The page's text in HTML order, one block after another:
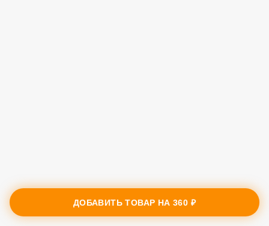
ДОБАВИТЬ ТОВАР НА360 ₽